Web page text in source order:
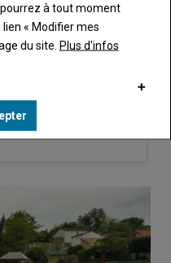
et créez votre
tout Caracterres.
à tout moment
« Modifier mes
du site. Plus d'infos